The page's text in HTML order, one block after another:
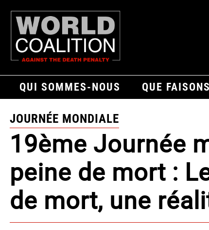
QUI SOMMES-NOUS QUE
19ème Journée
peine de mort :
de mort, une
JOURNÉE MONDIALE